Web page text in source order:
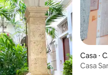
Casa ⋅
Casa